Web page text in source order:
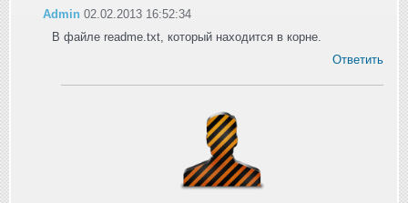
Admin 02.02.2013 16:52:34
В файле readme.txt, который находится в корне.
Ответить